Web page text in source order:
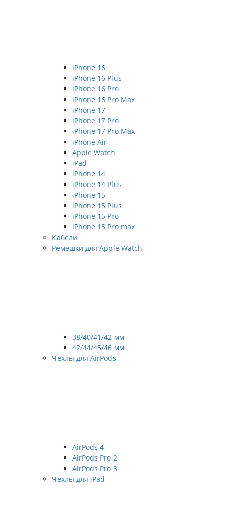
iPhone 16
iPhone 16 Plus
iPhone 16 Pro
iPhone 16 Pro Max
iPhone 17
iPhone 17 Pro
iPhone 17 Pro Max
iPhone Air
Apple Watch
iPad
iPhone 14
iPhone 14 Plus
iPhone 15
iPhone 15 Plus
iPhone 15 Pro
iPhone 15 Pro max
Кабели
Ремешки для Apple Watch
38/40/41/42 мм
42/44/45/46 мм
Чехлы для AirPods
AirPods 4
AirPods Pro 2
AirPods Pro 3
Чехлы для iPad